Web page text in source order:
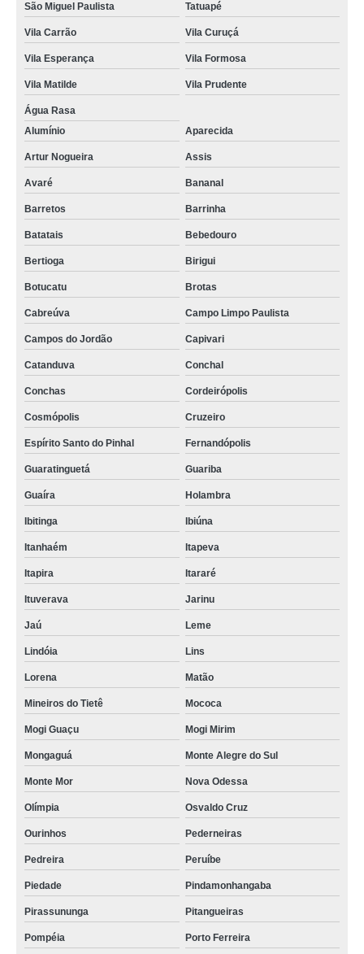
São Miguel Paulista Tatuapé
Vila Carrão Vila Curuçá
Vila Esperança Vila Formosa
Vila Matilde Vila Prudente
Água Rasa
Alumínio
Aparecida
Artur Nogueira Assis
Avaré Bananal
Barretos Barrinha
Batatais Bebedouro
Bertioga Birigui
Botucatu Brotas
Cabreúva Campo Limpo Paulista
Campos do Jordão Capivari
Catanduva Conchal
Conchas Cordeirópolis
Cosmópolis Cruzeiro
Espírito Santo do Pinhal Fernandópolis
Guaratinguetá Guariba
Guaíra Holambra
Ibitinga Ibiúna
Itanhaém Itapeva
Itapira Itararé
Ituverava Jarinu
Jaú Leme
Lindóia Lins
Lorena Matão
Mineiros do Tietê Mococa
Mogi Guaçu Mogi Mirim
Mongaguá Monte Alegre do Sul
Monte Mor Nova Odessa
Olímpia Osvaldo Cruz
Ourinhos Pederneiras
Pedreira Peruíbe
Piedade Pindamonhangaba
Pirassununga Pitangueiras
Pompéia Porto Ferreira